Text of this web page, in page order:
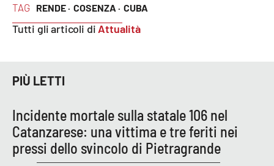
LaC TV
LaC OnAir
EDIZIONI
LOCALI
Catanzaro
TAG RENDE · COSENZA · CUBA
Tutti gli articoli di Attualità
PIÙ LETTI
Incidente mortale sulla statale 106 nel
Catanzarese: una vittima e tre feriti nei
pressi dello svincolo di Pietragrande